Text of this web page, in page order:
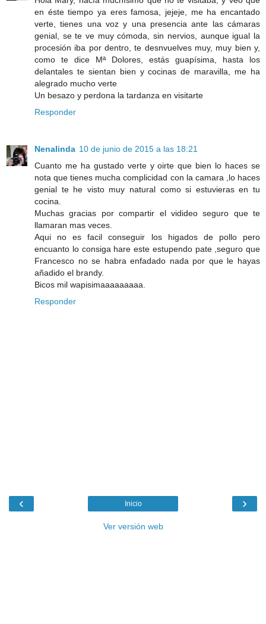
en éste tiempo ya eres famosa, jejeje, me ha encantado
verte, tienes una voz y una presencia ante las cámaras
genial, se te ve muy cómoda, sin nervios, aunque igual la
procesión iba por dentro, te desnvuelves muy, muy bien y,
como te dice Mª Dolores, estás guapísima, hasta los
delantales te sientan bien y cocinas de maravilla, me ha
alegrado mucho verte
Un besazo y perdona la tardanza en visitarte
Responder
Nenalinda 10 de junio de 2015 a las 18:21
Cuanto me ha gustado verte y oirte que bien lo haces se
nota que tienes mucha complicidad con la camara ,lo haces
genial te he visto muy natural como si estuvieras en tu
cocina.
Muchas gracias por compartir el vidideo seguro que te
llamaran mas veces.
Aqui no es facil conseguir los higados de pollo pero
encuanto lo consiga hare este estupendo pate ,seguro que
Francesco no se habra enfadado nada por que le hayas
añadido el brandy.
Bicos mil wapisimaaaaaaaaa.
Responder
‹ ›
Inicio
Ver versión web